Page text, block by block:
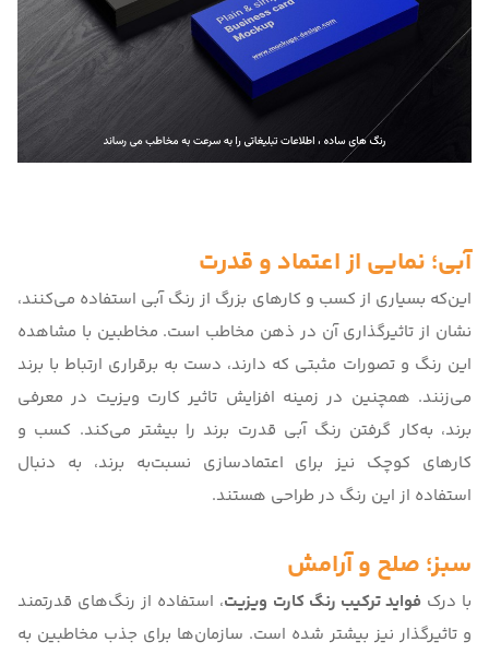
آبی؛ نمایی از اعتماد و قدرت
این‌که بسیاری از کسب و کارهای بزرگ از رنگ آبی استفاده می‌کنند،
نشان از تاثیرگذاری آن در ذهن مخاطب است. مخاطبین با مشاهده
این رنگ و تصورات مثبتی که دارند، دست به برقراری ارتباط با برند
می‌زنند. همچنین در زمینه افزایش تاثیر کارت ویزیت در معرفی
برند، به‌کار گرفتن رنگ آبی قدرت برند را بیشتر می‌کند. کسب و
کارهای کوچک نیز برای اعتمادسازی نسبت‌به برند، به‌ دنبال
استفاده از این رنگ در طراحی هستند.
سبز؛ صلح و آرامش
با درکفواید ترکیب رنگ کارت ویزیت، استفاده از رنگ‌های قدرتمند
و تاثیرگذار نیز بیشتر شده است. سازمان‌ها برای جذب مخاطبین به‌